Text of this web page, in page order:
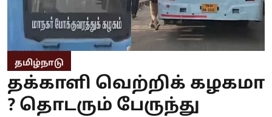
தமிழ்நாடு
தக்காளி வெற்றிக் கழகமா
? தொடரும் பேருந்து